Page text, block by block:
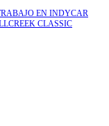
EN INDYCAR
CLASSIC